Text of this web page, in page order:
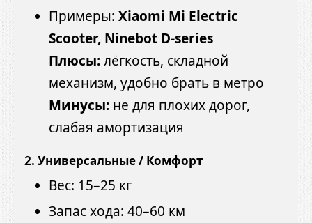
Примеры: Xiaomi Mi Electric
Scooter, Ninebot D-series
Плюсы:лёгкость, складной
механизм, удобно брать в метро
Минусы: не для плохих дорог,
слабая амортизация
2. Универсальные / Комфорт
Вес: 15–25 кг
Запас хода: 40–60 км